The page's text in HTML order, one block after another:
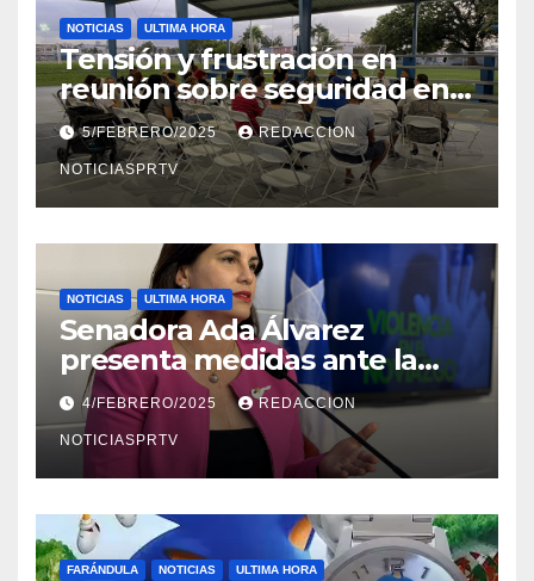
NOTICIAS ULTIMA HORA
Tensión y frustración en
reunión sobre seguridad en
Reparto Metropolitano
5/FEBRERO/2025 REDACCION
NOTICIASPRTV
NOTICIAS ULTIMA HORA
Senadora Ada Álvarez
presenta medidas ante la
violencia en el noviazgo
4/FEBRERO/2025 REDACCION
NOTICIASPRTV
FARÁNDULA NOTICIAS ULTIMA HORA